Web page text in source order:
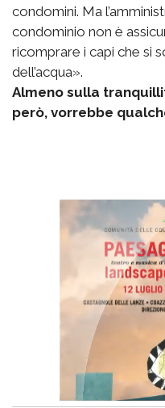
condomini. Ma
condominio non è
ricomprare i capi che si
dell’acqua».
Almeno sulla
però, vorrebbe